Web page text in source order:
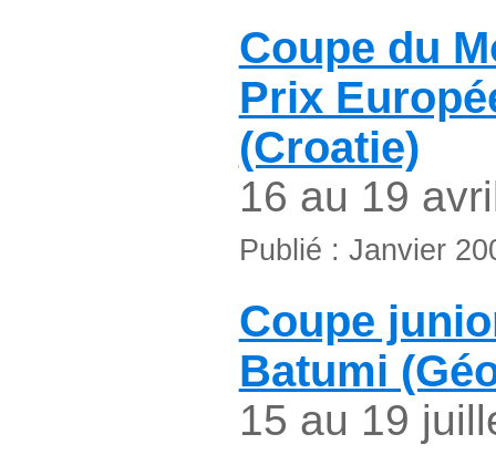
Coupe du
Prix
(Croatie)
16 au 19
Publié : Janvier
Coupe
Batumi
15 au 19